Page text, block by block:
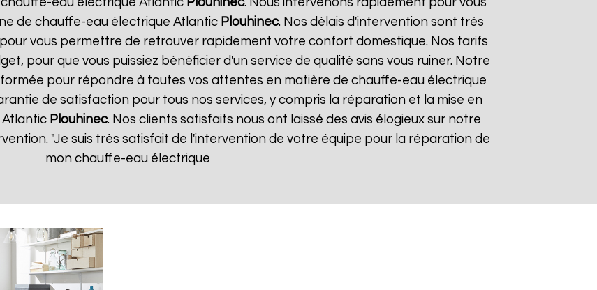
de chauffe-eau électrique Atlantic Plouhinec. Nos délais d'intervention sont très
vous permettre de retrouver rapidement votre confort domestique. Nos tarifs
pour que vous puissiez bénéficier d'un service de qualité sans vous ruiner. Notre
pour répondre à toutes vos attentes en matière de chauffe-eau électrique
de satisfaction pour tous nos services, y compris la réparation et la mise en
Plouhinec. Nos clients satisfaits nous ont laissé des avis élogieux sur notre
"Je suis très satisfait de l'intervention de votre équipe pour la réparation de
mon chauffe-eau électrique